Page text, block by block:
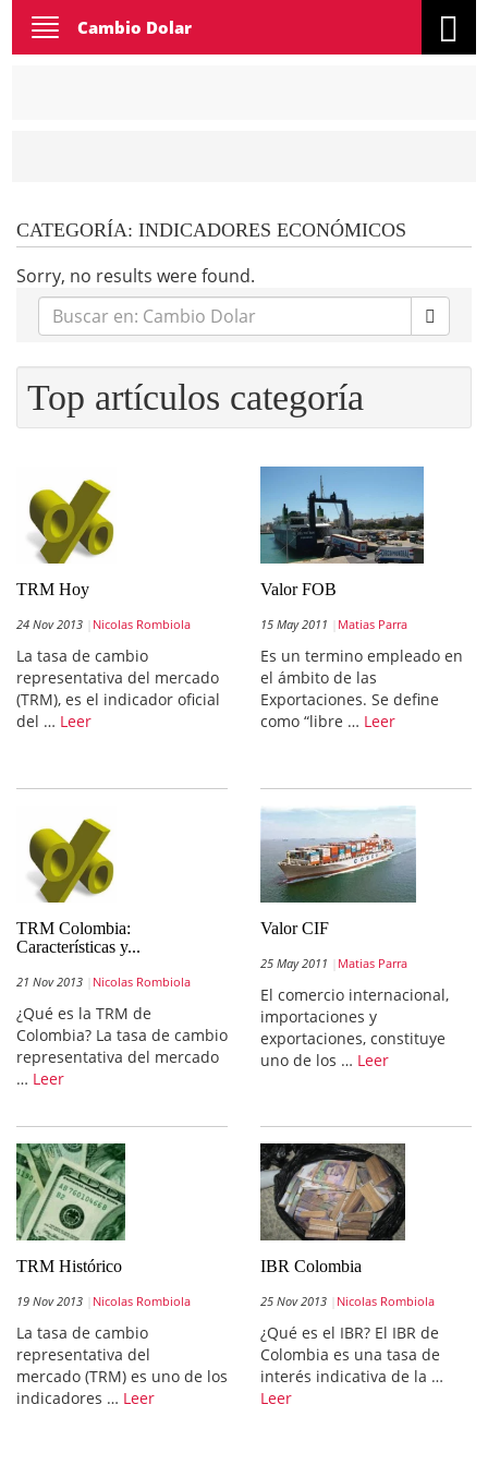
Toggle
navigation
Cambio Dolar
CATEGORÍA: INDICADORES ECONÓMICOS
Sorry, no results were found.
Buscar
en:
Top artículos categoría
TRM Hoy
24 Nov 2013 Nicolas Rombiola
La tasa de cambio
representativa del mercado
(TRM), es el indicador oficial
del … Leer
Valor FOB
15 May 2011 Matias Parra
Es un termino empleado en
el ámbito de las
Exportaciones. Se define
como “libre … Leer
TRM Colombia:
Características y...
21 Nov 2013 Nicolas Rombiola
¿Qué es la TRM de
Colombia? La tasa de cambio
representativa del mercado
… Leer
Valor CIF
25 May 2011 Matias Parra
El comercio internacional,
importaciones y
exportaciones, constituye
uno de los … Leer
TRM Histórico
19 Nov 2013 Nicolas Rombiola
La tasa de cambio
representativa del
mercado (TRM) es uno de los
indicadores … Leer
IBR Colombia
25 Nov 2013 Nicolas Rombiola
¿Qué es el IBR? El IBR de
Colombia es una tasa de
interés indicativa de la …
Leer